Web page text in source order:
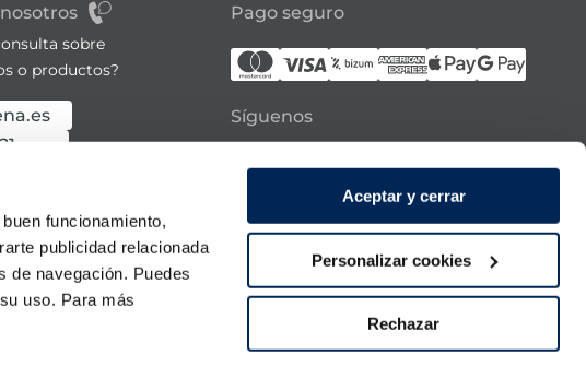
funcionamiento,
publicidad relacionada
de navegación. Puedes
uso. Para más
Aceptar y cerrar
Personalizar cookies
Rechazar
sobre
o productos?
el domingo
Pago seguro
Síguenos